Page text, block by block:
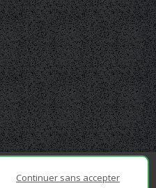
Continuer sans accepter